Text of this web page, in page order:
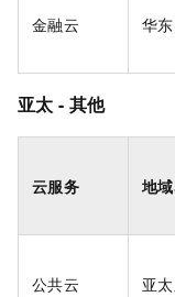
金融云 华东
亚太 - 其他
云服务 地
公共云 亚